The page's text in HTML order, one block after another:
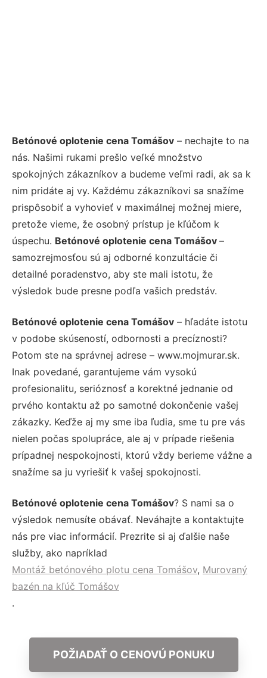
Betónové oplotenie cena Tomášov – nechajte to na
nás. Našimi rukami prešlo veľké množstvo
spokojných zákazníkov a budeme veľmi radi, ak sa k
nim pridáte aj vy. Každému zákazníkovi sa snažíme
prispôsobiť a vyhovieť v maximálnej možnej miere,
pretože vieme, že osobný prístup je kľúčom k
úspechu. Betónové oplotenie cena Tomášov –
samozrejmosťou sú aj odborné konzultácie či
detailné poradenstvo, aby ste mali istotu, že
výsledok bude presne podľa vašich predstáv.
Betónové oplotenie cena Tomášov – hľadáte istotu
v podobe skúseností, odbornosti a precíznosti?
Potom ste na správnej adrese – www.mojmurar.sk.
Inak povedané, garantujeme vám vysokú
profesionalitu, serióznosť a korektné jednanie od
prvého kontaktu až po samotné dokončenie vašej
zákazky. Keďže aj my sme iba ľudia, sme tu pre vás
nielen počas spolupráce, ale aj v prípade riešenia
prípadnej nespokojnosti, ktorú vždy berieme vážne a
snažíme sa ju vyriešiť k vašej spokojnosti.
Betónové oplotenie cena Tomášov? S nami sa o
výsledok nemusíte obávať. Neváhajte a kontaktujte
nás pre viac informácií. Prezrite si aj ďalšie naše
služby, ako napríklad
Montáž betónového plotu cena Tomášov, Murovaný
bazén na kľúč Tomášov
.
POŽIADAŤ O CENOVÚ PONUKU